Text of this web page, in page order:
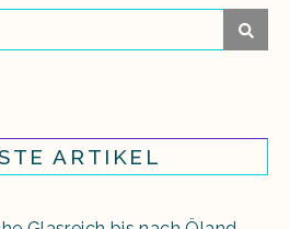
ARTIKEL